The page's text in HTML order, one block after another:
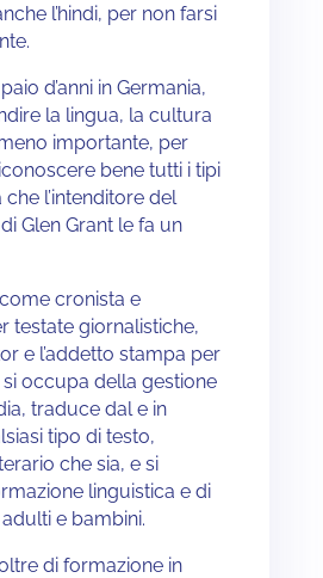
l’hindi, per non farsi
d’anni in Germania,
la lingua, la cultura
importante, per
bene tutti i tipi
l’intenditore del
Glen Grant le fa un
cronista e
testate giornalistiche,
e l’addetto stampa per
occupa della gestione
traduce dal e in
tipo di testo,
che sia, e si
linguistica e di
e bambini.
di formazione in